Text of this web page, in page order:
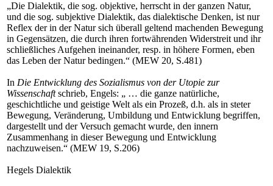
„Die Dialektik, die sog. objektive, herrscht in der ganzen Natur,
und die sog. subjektive Dialektik, das dialektische Denken, ist nur
Reflex der in der Natur sich überall geltend machenden Bewegung
in Gegensätzen, die durch ihren fortwährenden Widerstreit und ihr
schließliches Aufgehen ineinander, resp. in höhere Formen, eben
das Leben der Natur bedingen.“ (MEW 20, S.481)
In Die Entwicklung des Sozialismus von der Utopie zur
Wissenschaftschrieb, Engels: „ … die ganze natürliche,
geschichtliche und geistige Welt als ein Prozeß, d.h. als in steter
Bewegung, Veränderung, Umbildung und Entwicklung begriffen,
dargestellt und der Versuch gemacht wurde, den innern
Zusammenhang in dieser Bewegung und Entwicklung
nachzuweisen.“ (MEW 19, S.206)
Hegels Dialektik